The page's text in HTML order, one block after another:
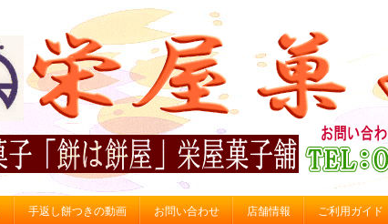
手返し餅つきの動画 お問い合わせ 店舗情報 ご利用ガイド